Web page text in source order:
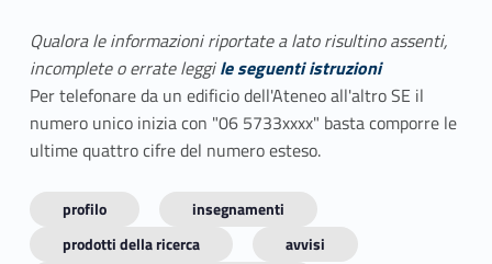
Qualora le informazioni riportate a lato risultino assenti,
incomplete o errate leggile seguenti istruzioni
Per telefonare da un edificio dell'Ateneo all'altro SE il
numero unico inizia con "06 5733xxxx" basta comporre le
ultime quattro cifre del numero esteso.
profilo
insegnamenti
prodotti della ricerca
avvisi